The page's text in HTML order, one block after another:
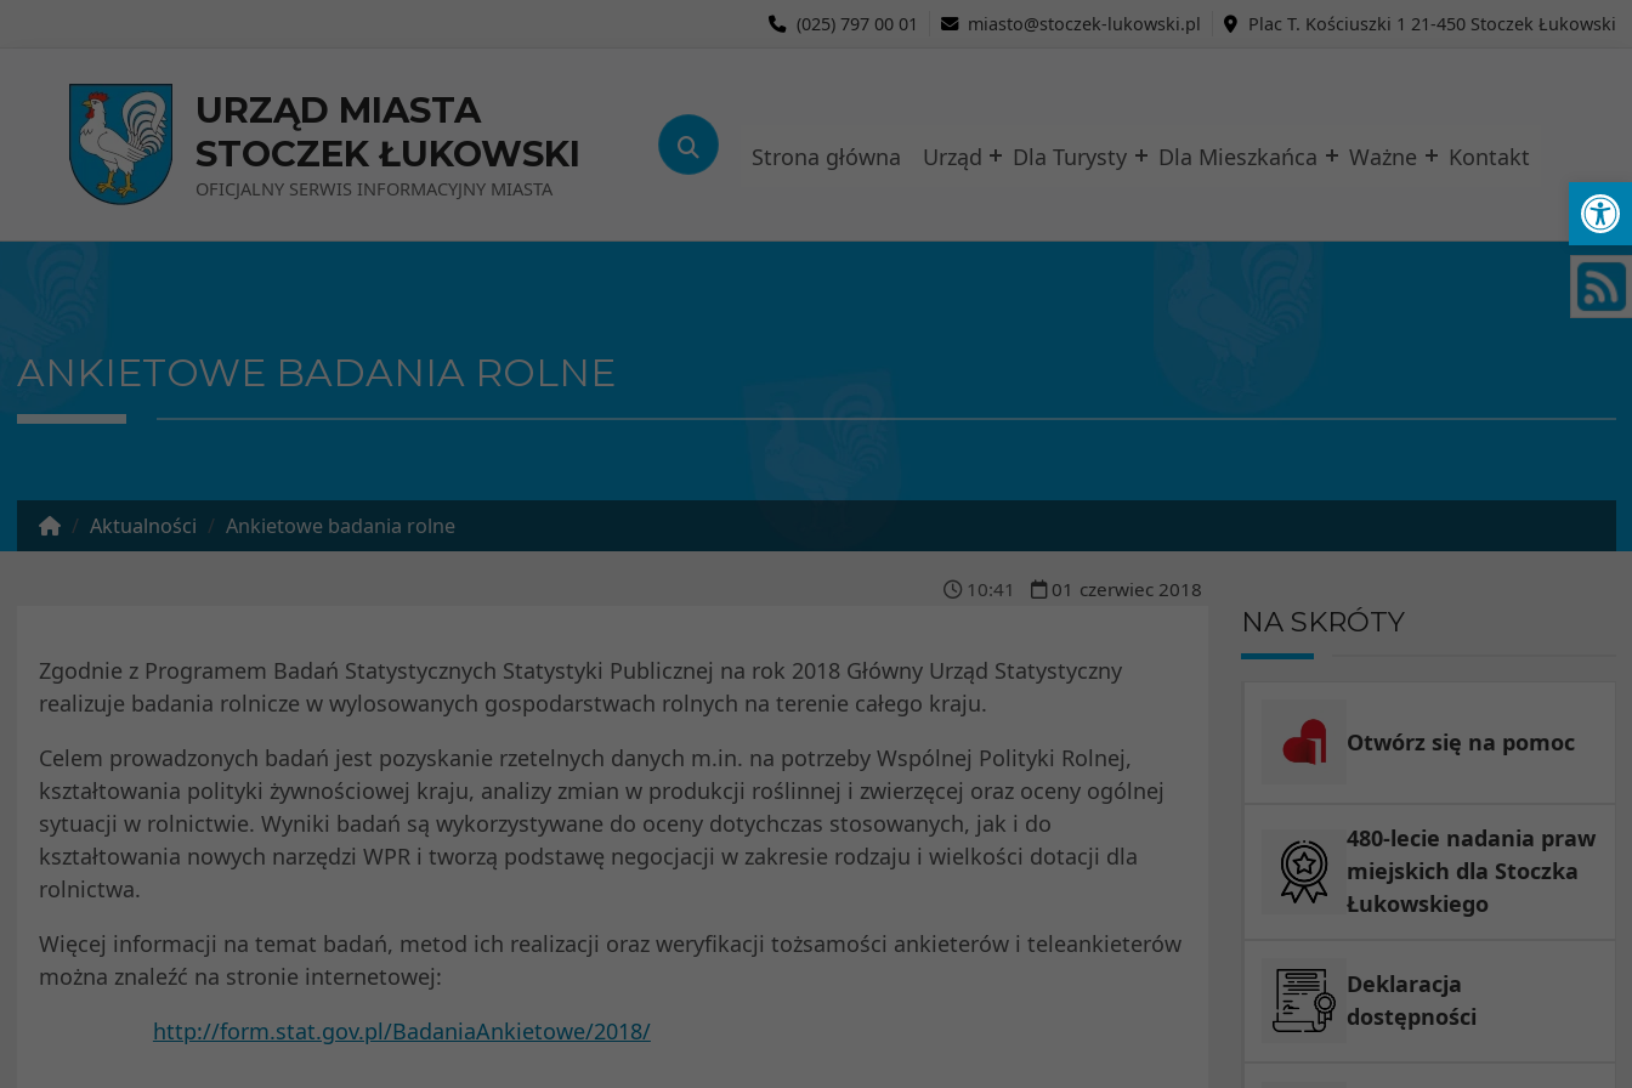
(025) 797 00 01 miasto@stoczek-lukowski.pl Plac T. Kościuszki 1 21-450 Stoczek Łukowski
URZĄD MIASTA
STOCZEK ŁUKOWSKI
OFICJALNY SERWIS INFORMACYJNY MIASTA
Strona główna Urząd Dla Turysty Dla Mieszkańca Ważne Kontakt
ANKIETOWE BADANIA ROLNE
Aktualności Ankietowe badania rolne
10:41 01 czerwiec 2018
Zgodnie z Programem Badań Statystycznych Statystyki Publicznej na rok 2018 Główny Urząd Statystyczny
realizuje badania rolnicze w wylosowanych gospodarstwach rolnych na terenie całego kraju.
Celem prowadzonych badań jest pozyskanie rzetelnych danych m.in. na potrzeby Wspólnej Polityki Rolnej,
kształtowania polityki żywnościowej kraju, analizy zmian w produkcji roślinnej i zwierzęcej oraz oceny ogólnej
sytuacji w rolnictwie. Wyniki badań są wykorzystywane do oceny dotychczas stosowanych, jak i do
kształtowania nowych narzędzi WPR i tworzą podstawę negocjacji w zakresie rodzaju i wielkości dotacji dla
rolnictwa.
Więcej informacji na temat badań, metod ich realizacji oraz weryfikacji tożsamości ankieterów i teleankieterów
można znaleźć na stronie internetowej:
http://form.stat.gov.pl/BadaniaAnkietowe/2018/
NA SKRÓTY
Otwórz się na pomoc
480-lecie nadania praw
miejskich dla Stoczka
Łukowskiego
Deklaracja
dostępności